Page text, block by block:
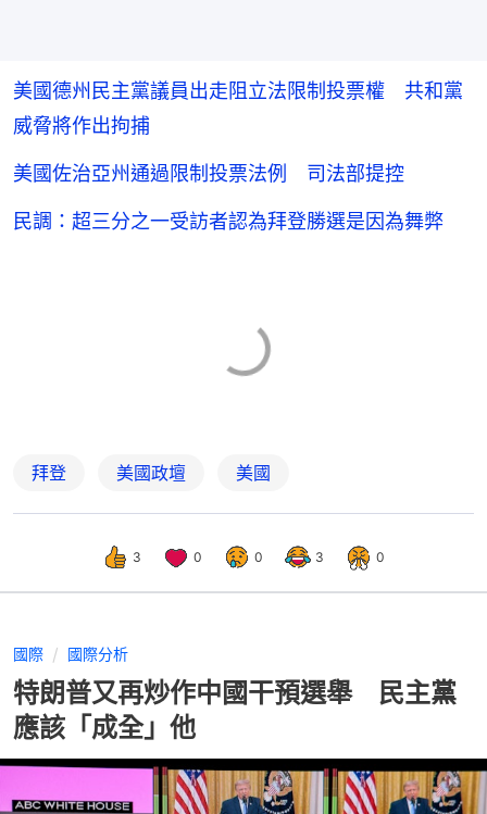
美國德州民主黨議員出走阻立法限制投票權 共和黨
威脅將作出拘捕
美國佐治亞州通過限制投票法例 司法部提控
民調：超三分之一受訪者認為拜登勝選是因為舞弊
拜登 美國政壇 美國
3 0 0 3 0
國際 國際分析
特朗普又再炒作中國干預選舉 民主黨
應該「成全」他